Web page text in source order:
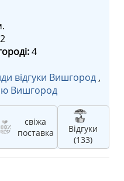
4
відгуки Вишгород ,
Вишгород
свіжа
поставка
Відгуки
(133)